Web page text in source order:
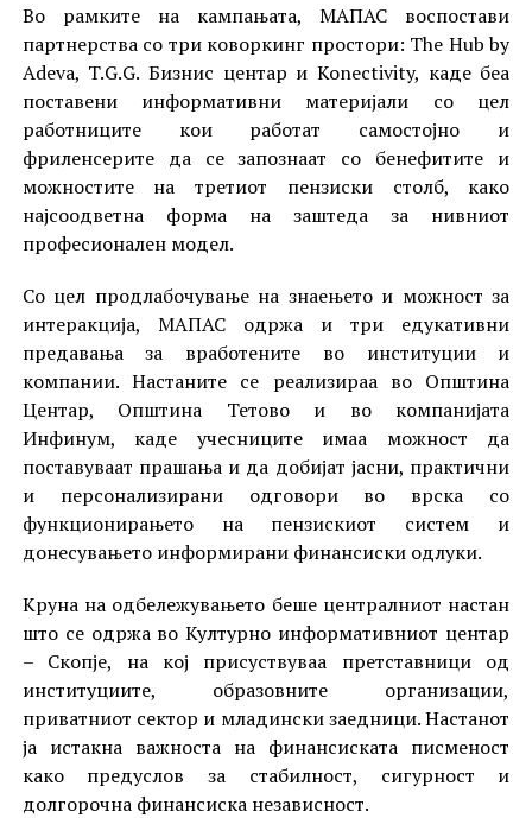
Во рамките на кампањата, МАПАС воспостави
партнерства со три коворкинг простори: The Hub by
Adeva, T.G.G. Бизнис центар и Konectivity, каде беа
поставени информативни материјали со цел
работниците кои работат самостојно и
фриленсерите да се запознаат со бенефитите и
можностите на третиот пензиски столб, како
најсоодветна форма на заштеда за нивниот
професионален модел.
Со цел продлабочување на знаењето и можност за
интеракција, МАПАС одржа и три едукативни
предавања за вработените во институции и
компании. Настаните се реализираа во Општина
Центар, Општина Тетово и во компанијата
Инфинум, каде учесниците имаа можност да
поставуваат прашања и да добијат јасни, практични
и персонализирани одговори во врска со
функционирањето на пензискиот систем и
донесувањето информирани финансиски одлуки.
Круна на одбележувањето беше централниот настан
што се одржа во Културно информативниот центар
– Скопје, на кој присуствуваа претставници од
институциите, образовните организации,
приватниот сектор и младински заедници. Настанот
ја истакна важноста на финансиската писменост
како предуслов за стабилност, сигурност и
долгорочна финансиска независност.